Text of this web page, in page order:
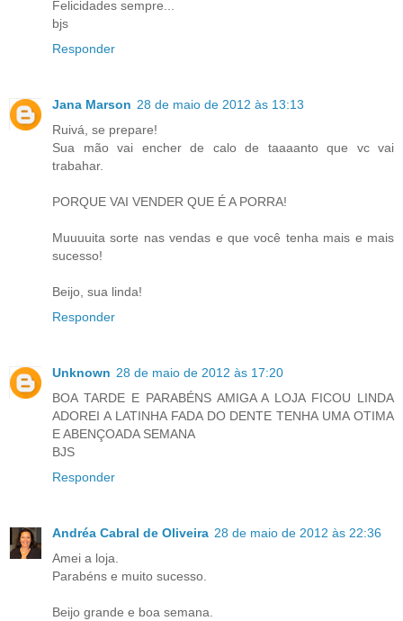
Felicidades sempre...
bjs
Responder
Jana Marson 28 de maio de 2012 às 13:13
Ruivá, se prepare!
Sua mão vai encher de calo de taaaanto que vc vai
trabahar.
PORQUE VAI VENDER QUE É A PORRA!
Muuuuita sorte nas vendas e que você tenha mais e mais
sucesso!
Beijo, sua linda!
Responder
Unknown 28 de maio de 2012 às 17:20
BOA TARDE E PARABÉNS AMIGA A LOJA FICOU LINDA
ADOREI A LATINHA FADA DO DENTE TENHA UMA OTIMA
E ABENÇOADA SEMANA
BJS
Responder
Andréa Cabral de Oliveira 28 de maio de 2012 às 22:36
Amei a loja.
Parabéns e muito sucesso.
Beijo grande e boa semana.